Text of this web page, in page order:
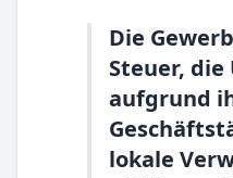
Die
Steuer,
aufgrund
lokale